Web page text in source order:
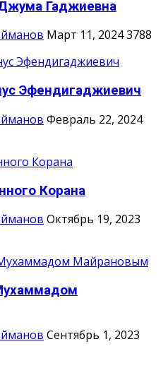
Гаджиевна
Март 11, 20243788
Эфендигаджиевич
Февраль 22, 2024
Корана
Октябрь 19, 2023
Сентябрь 1, 2023